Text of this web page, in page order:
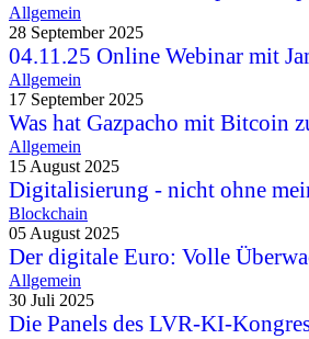
Allgemein
28 September 2025
04.11.25 Online Webinar mit
Allgemein
17 September 2025
Was hat Gazpacho mit Bitcoin
Allgemein
15 August 2025
Digitalisierung - nicht ohne
Blockchain
05 August 2025
Der digitale Euro: Volle
Allgemein
30 Juli 2025
Die Panels des LVR-KI-